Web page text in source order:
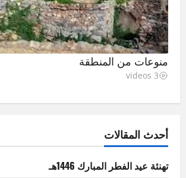
منوعات من المنطقة
3 videos
أحدث المقالات
تهنئة عيد الفطر المبارك 1446هـ